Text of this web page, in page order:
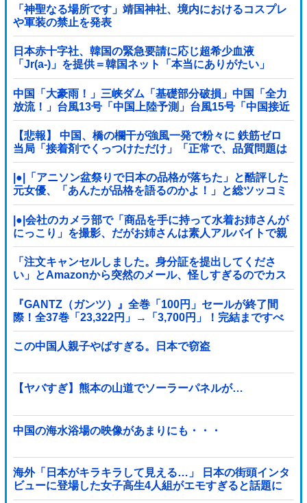
「神聖なる場所です」靖国神社、境内におけるコスプレ
や軍装の禁止を発表
日本赤十字社、韓国の緊急要請に応じ超希少血液
「Jr(a-)」を提供＝韓国ネット「本当にありがたい」
中国「大豪雨！」三峡ダム「基礎部分破損」中国「全力
放流！」台風13号「中国上陸予測」台風15号「中国接近
（画像」中国「台風同時上陸！（穀物生産が壊滅危機」
→
【悲報】 中国、橋の欄干が強風一発で粉々に 鉄筋ゼロ
当局「接着剤でくっつけただけ」「正常で、品質問題は
ない」
|●|「アニソン盆祭りで日本の品格が落ちた」と酷評した
元女優、「あんたが品格を語るのかよ！」と総ツッコミ
を食らってしまい……
|●|会社のカメラ部で「商品を手に持って水着お姉さんが
にっこり」を撮影、だがお姉さんは素人アルバイトで親
バレした結果……
「注文キャンセルしました。身分証を提出してくださ
い」とAmazonから突然のメール、怪しすぎるのでカス
タマーに確認したら……
『GANTZ（ガンツ）』全巻「100円」セールが終了間
際！全37巻「23,322円」→「3,700円」！完結まですべ
て超お得に買えるこのチャンス...
この中国人親子やばすぎる。日本で窃盗
【ヤバすぎ】熊本の山道でソーラーパネルが…
中国の海水浴場の映像があまりにも・・・
海外「日本がキラキラして見える…」 日本の街頭インタ
ビューに登場した女子高生4人組がエモすぎると話題に